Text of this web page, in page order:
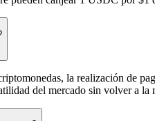
la realización de
del mercado sin volver a la